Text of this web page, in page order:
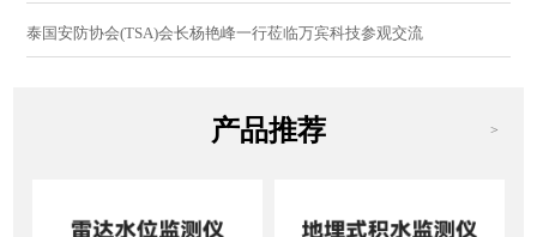
泰国安防协会(TSA)会长杨艳峰一行莅临万宾科技参观交流
产品推荐 >